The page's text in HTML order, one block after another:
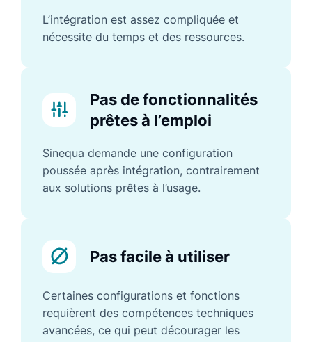
L’intégration est assez compliquée et
nécessite du temps et des ressources.
Pas de fonctionnalités
prêtes à l’emploi
Sinequa demande une configuration
poussée après intégration, contrairement
aux solutions prêtes à l’usage.
Pas facile à utiliser
Certaines configurations et fonctions
requièrent des compétences techniques
avancées, ce qui peut décourager les